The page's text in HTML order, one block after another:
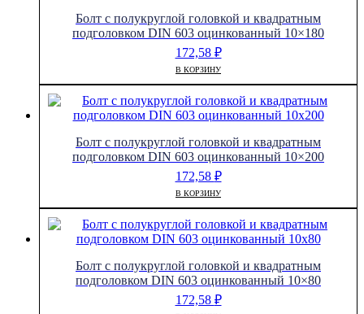
Болт с полукруглой головкой и квадратным
подголовком DIN 603 оцинкованный 10×180
172,58 ₽
В КОРЗИНУ
Болт с полукруглой головкой и квадратным
подголовком DIN 603 оцинкованный 10×200
172,58 ₽
В КОРЗИНУ
Болт с полукруглой головкой и квадратным
подголовком DIN 603 оцинкованный 10×80
172,58 ₽